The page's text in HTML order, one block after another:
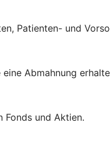
Patienten- und
Abmahnung
Fonds und Aktien.